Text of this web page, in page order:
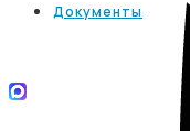
Документы